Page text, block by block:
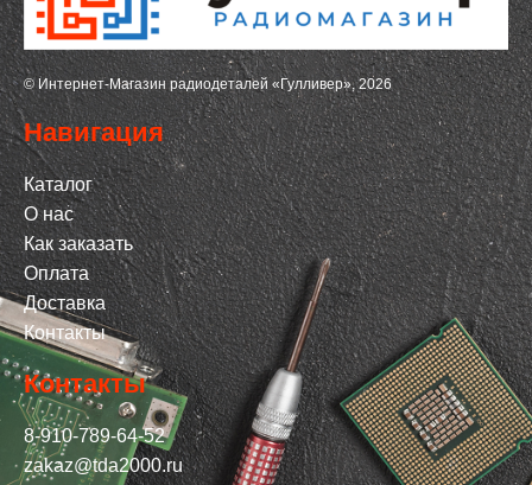
© Интернет-Магазин радиодеталей «Гулливер», 2026
Навигация
Каталог
О нас
Как заказать
Оплата
Доставка
Контакты
Контакты
8-910-789-64-52
zakaz@tda2000.ru